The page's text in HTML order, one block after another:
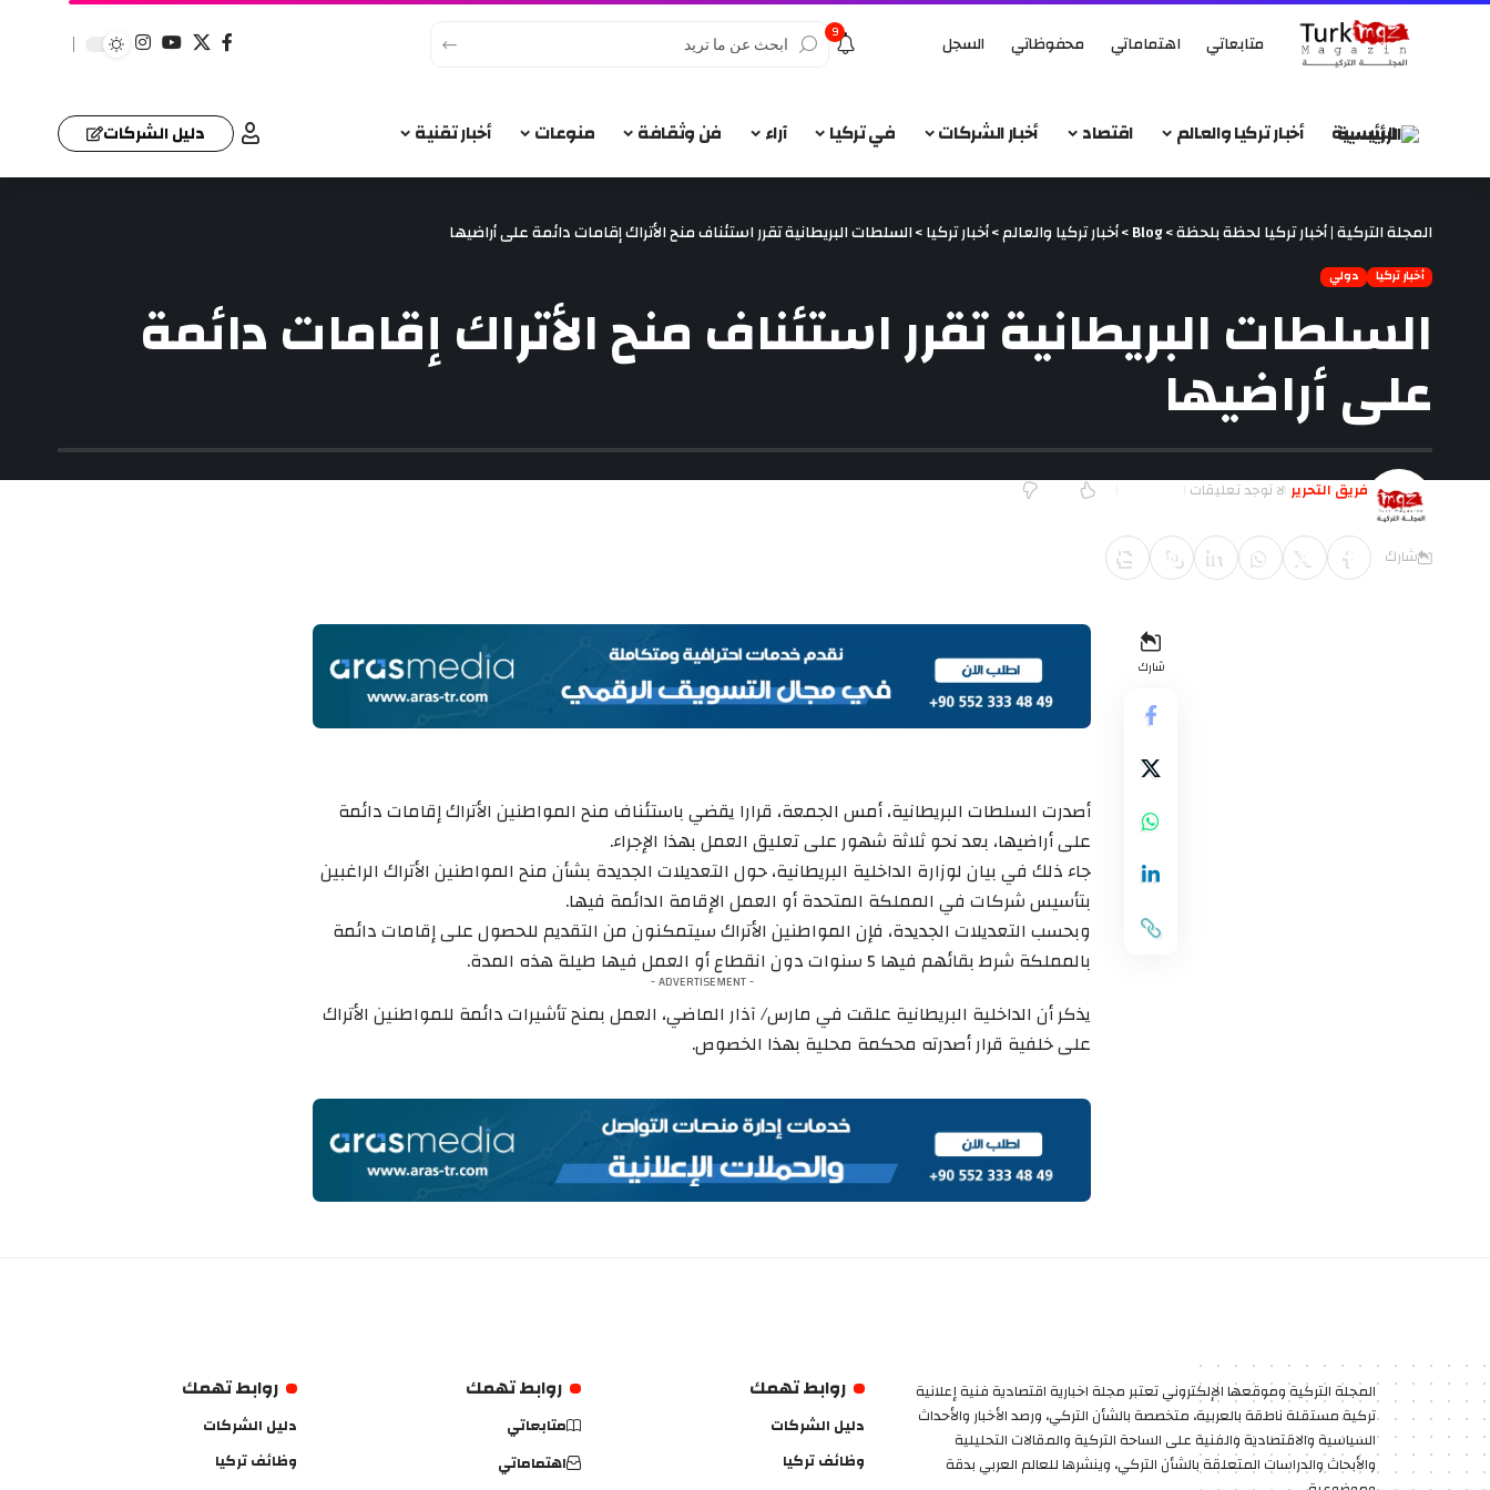
متابعاتي اهتماماتي محفوظاتي السجل 9
الرئيسية أخبار تركيا والعالم اقتصاد أخبار الشركات في تركيا آراء فن وثقافة منوعات أخبار تقنية دليل الشركات
المجلة التركية | أخبار تركيا لحظة بلحظة>
Blog
>أخبار تركيا والعالم>أخبار تركيا>السلطات البريطانية تقرر استئناف منح الأتراك إقامات دائمة على أراضيها
أخبار تركيا دولي
السلطات البريطانية تقرر استئناف منح الأتراك إقامات دائمة
على أراضيها
فريق التحرير لا توجد تعليقات
شارك
شارك
أصدرت السلطات البريطانية، أمس الجمعة، قرارا يقضي باستئناف منح المواطنين الأتراك إقامات دائمة
على أراضيها، بعد نحو ثلاثة شهور على تعليق العمل بهذا الإجراء.
جاء ذلك في بيان لوزارة الداخلية البريطانية، حول التعديلات الجديدة بشأن منح المواطنين الأتراك الراغبين
بتأسيس شركات في المملكة المتحدة أو العمل الإقامة الدائمة فيها.
وبحسب التعديلات الجديدة، فإن المواطنين الأتراك سيتمكنون من التقديم للحصول على إقامات دائمة
بالمملكة شرط بقائهم فيها 5 سنوات دون انقطاع أو العمل فيها طيلة هذه المدة.
- ADVERTISEMENT -
يذكر أن الداخلية البريطانية علقت في مارس/ آذار الماضي، العمل بمنح تأشيرات دائمة للمواطنين الأتراك
على خلفية قرار أصدرته محكمة محلية بهذا الخصوص.
المجلة التركية وموقعها الإلكتروني تعتبر مجلة اخبارية اقتصادية فنية إعلانية
تركية مستقلة ناطقة بالعربية، متخصصة بالشأن التركي، ورصد الأخبار والأحداث
السياسية والاقتصادية والفنية على الساحة التركية والمقالات التحليلية
والأبحاث والدراسات المتعلقة بالشأن التركي، وينشرها للعالم العربي بدقة
روابط تهمك
دليل الشركات
وظائف تركيا
روابط تهمك
متابعاتي
اهتماماتي
روابط تهمك
دليل الشركات
وظائف تركيا